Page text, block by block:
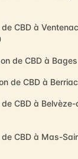
CBD à
de CBD à
de CBD à
CBD à
CBD à Mas-